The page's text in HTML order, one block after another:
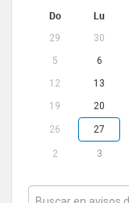
Do Lu
29 30
5
6
12
13
19
20
26 27
2 3